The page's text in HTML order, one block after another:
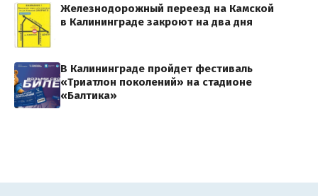
Железнодорожный переезд на Камской
в Калининграде закроют на два дня
В Калининграде пройдет фестиваль
«Триатлон поколений» на стадионе
«Балтика»